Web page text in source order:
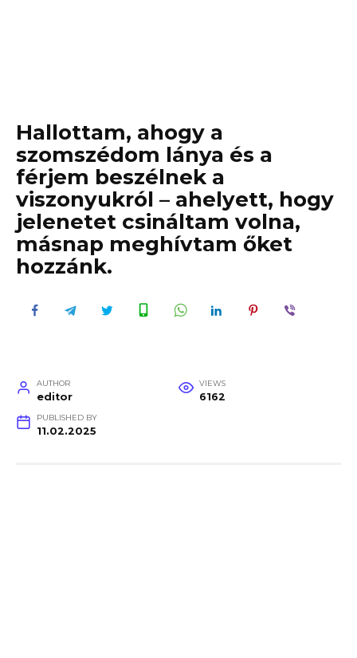
Hallottam, ahogy a
szomszédom lánya és a
férjem beszélnek a
viszonyukról – ahelyett, hogy
jelenetet csináltam volna,
másnap meghívtam őket
hozzánk.
AUTHOR
editor
VIEWS
6162
PUBLISHED BY
11.02.2025